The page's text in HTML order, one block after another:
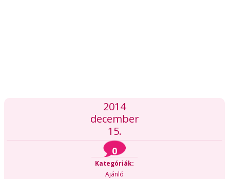
2014
december
15.
0
Kategóriák:
Ajánló